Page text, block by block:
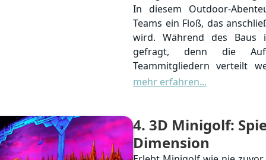
In diesem Outdoor-
Teams ein Floß, das
wird. Während des Baus
gefragt, denn die
Teammitgliedern verteilt
und die Fähigkeit, Ideen
logisches Denken als
gefordert sind.
mehr erfahren...
4. 3D Minigolf:
Dimension